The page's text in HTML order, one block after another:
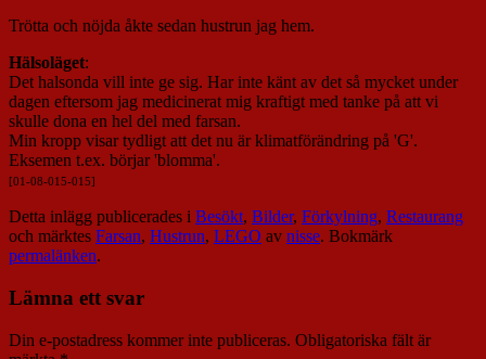
Trötta och nöjda åkte sedan hustrun jag hem.
Hälsoläget:
Det halsonda vill inte ge sig. Har inte känt av det så mycket under
dagen eftersom jag medicinerat mig kraftigt med tanke på att vi
skulle dona en hel del med farsan.
Min kropp visar tydligt att det nu är klimatförändring på 'G'.
Eksemen t.ex. börjar 'blomma'.
[01-08-015-015]
Detta inlägg publicerades i Besökt, Bilder, Förkylning, Restaurang
och märktes Farsan, Hustrun, LEGO av nisse. Bokmärk
permalänken.
Lämna ett svar
Din e-postadress kommer inte publiceras. Obligatoriska fält är